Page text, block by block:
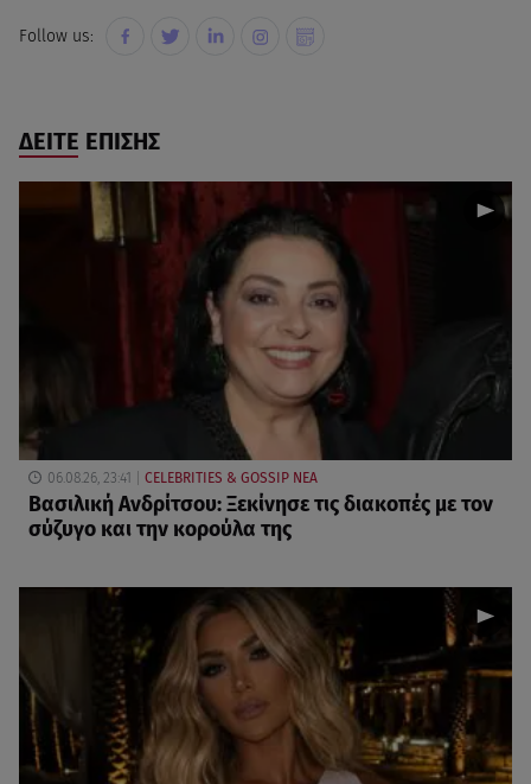
Follow us:
ΔΕΙΤΕ ΕΠΙΣΗΣ
06.08.26, 23:41 CELEBRITIES & GOSSIP ΝΕΑ
Βασιλική Ανδρίτσου: Ξεκίνησε τις διακοπές με τον
σύζυγο και την κορούλα της